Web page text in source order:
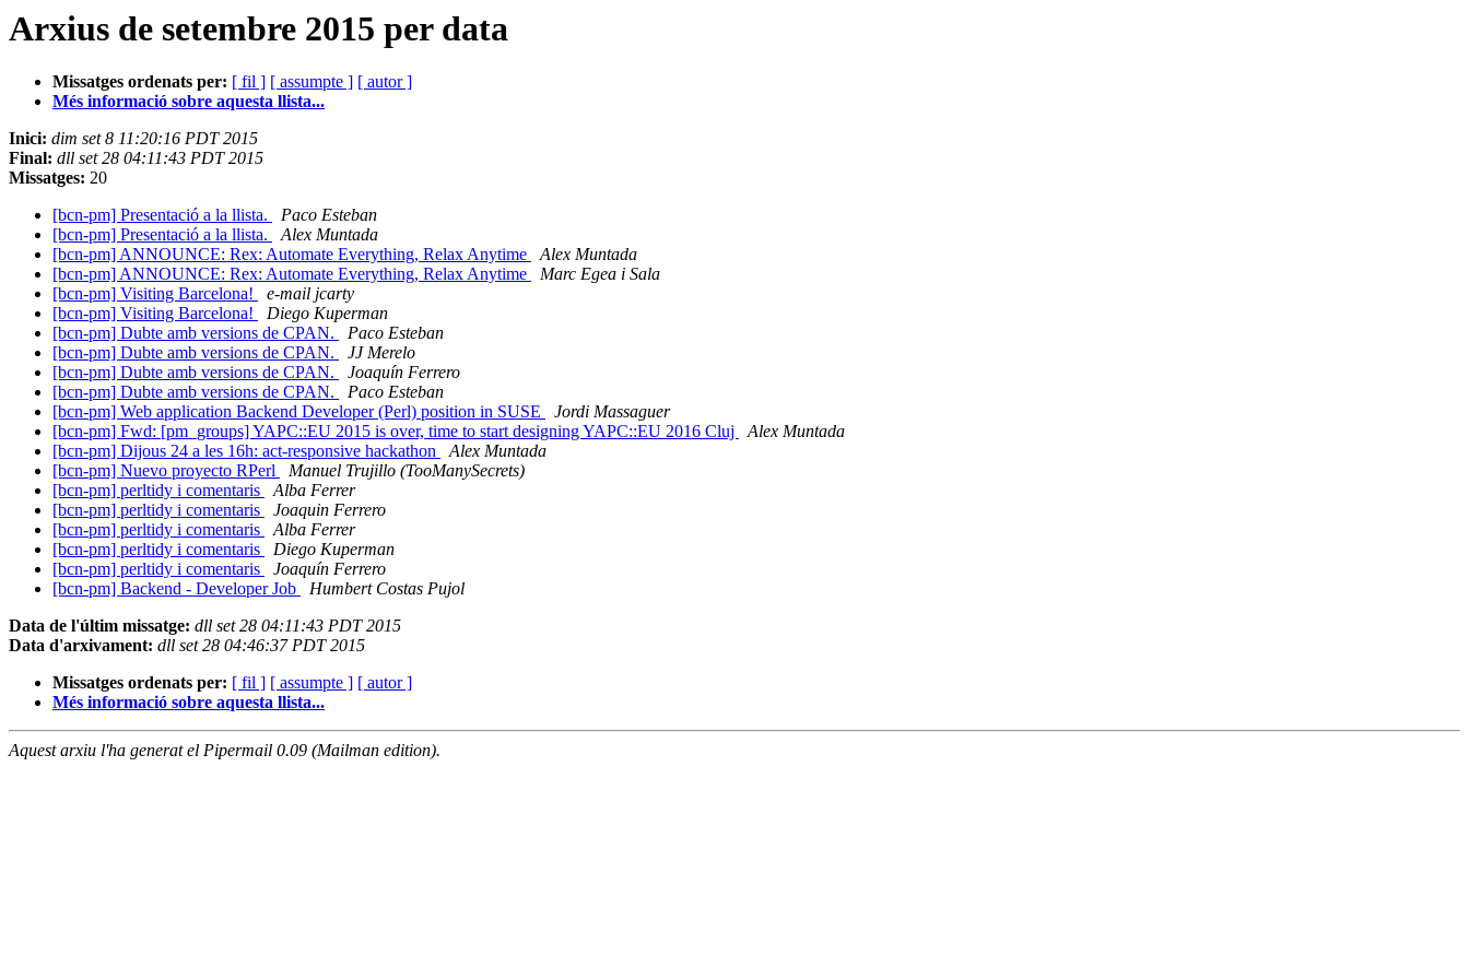
Arxius de setembre 2015 per data
Missatges ordenats per: [ fil ] [ assumpte ] [ autor ]
Més informació sobre aquesta llista...
Inici: dim set 8 11:20:16 PDT 2015
Final: dll set 28 04:11:43 PDT 2015
Missatges: 20
[bcn-pm] Presentació a la llista.
Paco Esteban
[bcn-pm] Presentació a la llista.
Alex Muntada
[bcn-pm] ANNOUNCE: Rex: Automate Everything, Relax Anytime
Alex Muntada
[bcn-pm] ANNOUNCE: Rex: Automate Everything, Relax Anytime
Marc Egea i Sala
[bcn-pm] Visiting Barcelona!
e-mail jcarty
[bcn-pm] Visiting Barcelona!
Diego Kuperman
[bcn-pm] Dubte amb versions de CPAN.
Paco Esteban
[bcn-pm] Dubte amb versions de CPAN.
JJ Merelo
[bcn-pm] Dubte amb versions de CPAN.
Joaquín Ferrero
[bcn-pm] Dubte amb versions de CPAN.
Paco Esteban
[bcn-pm] Web application Backend Developer (Perl) position in SUSE
Jordi Massaguer
[bcn-pm] Fwd: [pm_groups] YAPC::EU 2015 is over, time to start designing YAPC::EU 2016 Cluj
Alex Muntada
[bcn-pm] Dijous 24 a les 16h: act-responsive hackathon
Alex Muntada
[bcn-pm] Nuevo proyecto RPerl
Manuel Trujillo (TooManySecrets)
[bcn-pm] perltidy i comentaris
Alba Ferrer
[bcn-pm] perltidy i comentaris
Joaquin Ferrero
[bcn-pm] perltidy i comentaris
Alba Ferrer
[bcn-pm] perltidy i comentaris
Diego Kuperman
[bcn-pm] perltidy i comentaris
Joaquín Ferrero
[bcn-pm] Backend - Developer Job
Humbert Costas Pujol
Data de l'últim missatge: dll set 28 04:11:43 PDT 2015
Data d'arxivament: dll set 28 04:46:37 PDT 2015
Missatges ordenats per: [ fil ] [ assumpte ] [ autor ]
Més informació sobre aquesta llista...
Aquest arxiu l'ha generat el Pipermail 0.09 (Mailman edition).